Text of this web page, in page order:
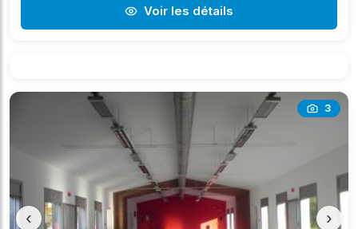
Voir les détails
3
‹ ›